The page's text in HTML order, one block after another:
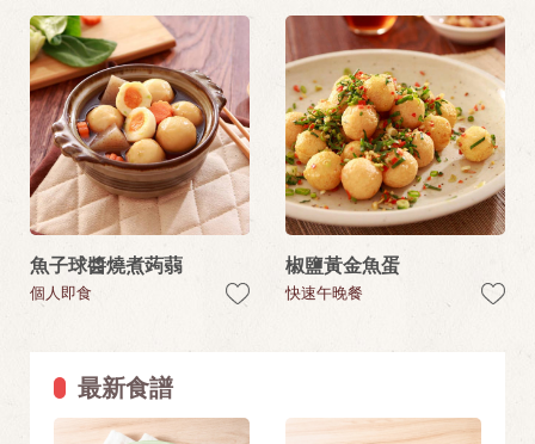
魚子球醬燒煮蒟蒻
個人即食
椒鹽黃金魚蛋
快速午晚餐
最新食譜